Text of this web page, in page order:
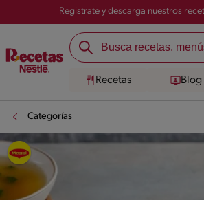
Registrate y descarga nuestros
Recetas Blog
Categorías